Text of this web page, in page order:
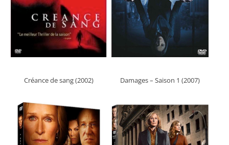
Créance de sang (2002) Damages – Saison 1 (2007)